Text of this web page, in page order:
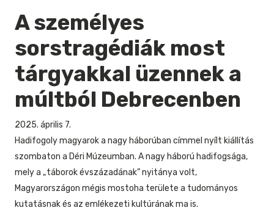
A személyes
sorstragédiák most
tárgyakkal üzennek a
múltból Debrecenben
2025. április 7.
Hadifogoly magyarok a nagy háborúban címmel nyílt kiállítás
szombaton a Déri Múzeumban. A nagy háború hadifogsága,
mely a „táborok évszázadának” nyitánya volt,
Magyarországon mégis mostoha területe a tudományos
kutatásnak és az emlékezeti kultúrának ma is.